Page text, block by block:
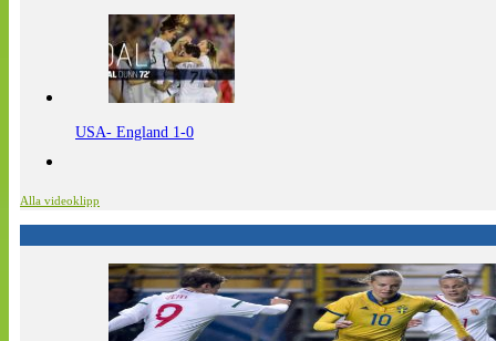
USA- England 1-0
Alla videoklipp